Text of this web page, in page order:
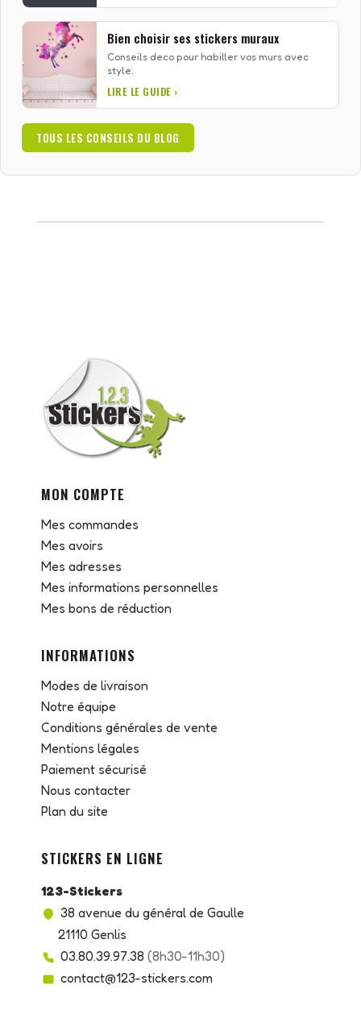
Bien choisir ses stickers muraux
Conseils deco pour habiller vos murs avec
style.
LIRE LE GUIDE ›
TOUS LES CONSEILS DU BLOG
MON COMPTE
Mes commandes
Mes avoirs
Mes adresses
Mes informations personnelles
Mes bons de réduction
INFORMATIONS
Modes de livraison
Notre équipe
Conditions générales de vente
Mentions légales
Paiement sécurisé
Nous contacter
Plan du site
STICKERS EN LIGNE
123-Stickers
38 avenue du général de Gaulle
21110 Genlis
03.80.39.97.38 (8h30-11h30)
contact@123-stickers.com